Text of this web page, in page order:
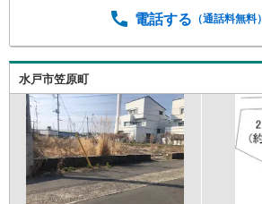
電話する （通話料無料）
水戸市笠原町